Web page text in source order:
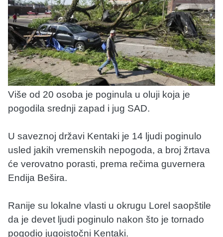
Više od 20 osoba je poginula u oluji koja je
pogodila srednji zapad i jug SAD.
U saveznoj državi Kentaki je 14 ljudi poginulo
usled jakih vremenskih nepogoda, a broj žrtava
će verovatno porasti, prema rečima guvernera
Endija Bešira.
Ranije su lokalne vlasti u okrugu Lorel saopštile
da je devet ljudi poginulo nakon što je tornado
pogodio jugoistočni Kentaki.